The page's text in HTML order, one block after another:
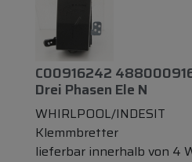
C00916242
Drei Phasen Ele N
WHIRLPOOL/INDESIT
Klemmbretter
lieferbar innerhalb von 4